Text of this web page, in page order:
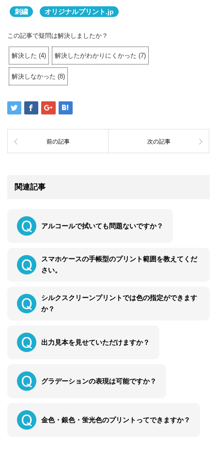
刺繍 オリジナルプリント.jp
この記事で疑問は解決しましたか？
解決した (4) 解決したがわかりにくかった (7)
解決しなかった (8)
前の記事 次の記事
関連記事
アルコールで拭いても問題ないですか？
スマホケースの手帳型のプリント範囲を教えてくだ
さい。
シルクスクリーンプリントでは色の指定ができます
か？
出力見本を見せていただけますか？
グラデーションの表現は可能ですか？
金色・銀色・蛍光色のプリントってできますか？